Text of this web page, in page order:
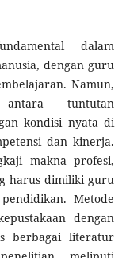
dalam
dengan guru
Namun,
tuntutan
kondisi nyata di
dan kinerja.
makna profesi,
harus dimiliki guru
Metode
dengan
berbagai literatur